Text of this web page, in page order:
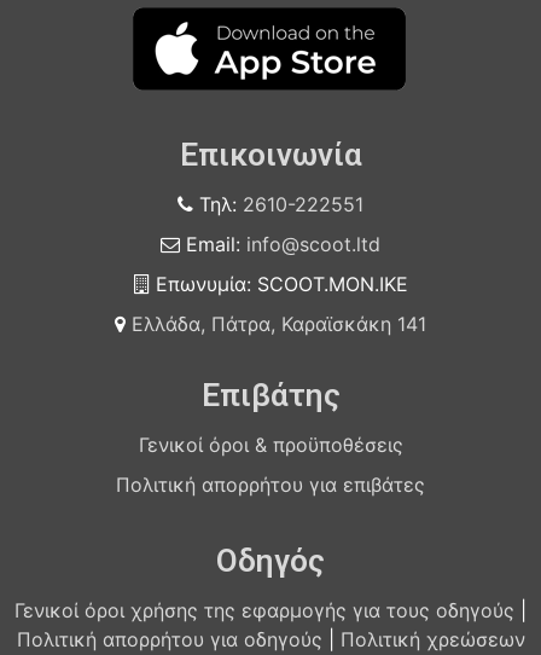
Επικοινωνία
Τηλ: 2610-222551
Email: info@scoot.ltd
Επωνυμία: SCOOT.MON.IKE
Ελλάδα, Πάτρα, Καραϊσκάκη 141
Επιβάτης
Γενικοί όροι & προϋποθέσεις
Πολιτική απορρήτου για επιβάτες
Οδηγός
Γενικοί όροι χρήσης της εφαρμογής για τους οδηγούς
Πολιτική απορρήτου για οδηγούς
Πολιτική χρεώσεων